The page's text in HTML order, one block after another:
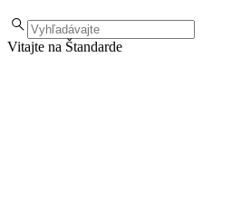
Vitajte na Štandarde